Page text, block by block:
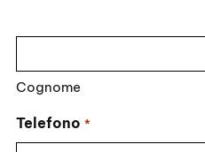
Cognome
Telefono *